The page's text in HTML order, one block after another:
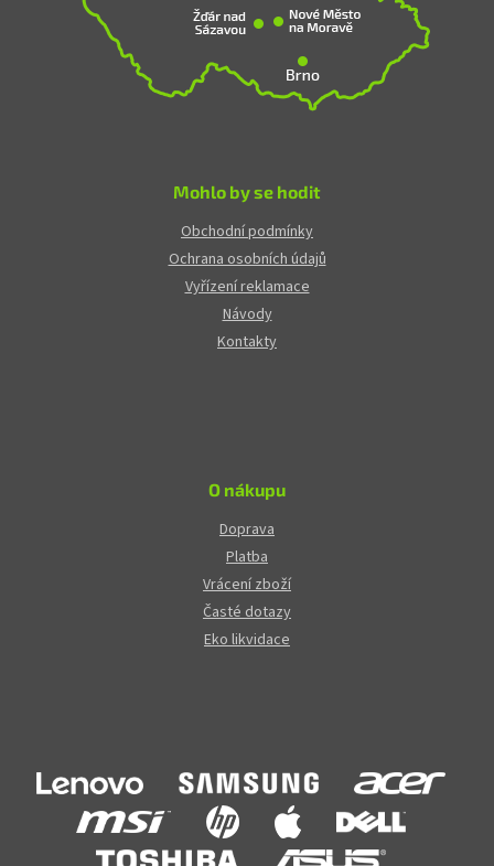
Mohlo by se hodit
Obchodní podmínky
Ochrana osobních údajů
Vyřízení reklamace
Návody
Kontakty
O nákupu
Doprava
Platba
Vrácení zboží
Časté dotazy
Eko likvidace